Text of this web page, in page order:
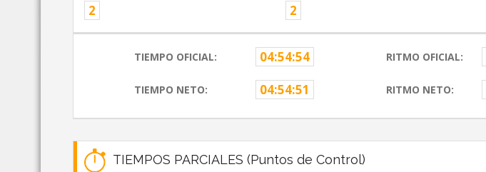
2 2
TIEMPO OFICIAL: 04:54:54 RITMO OFICIAL:
TIEMPO NETO: 04:54:51 RITMO NETO:
TIEMPOS PARCIALES (Puntos de Control)